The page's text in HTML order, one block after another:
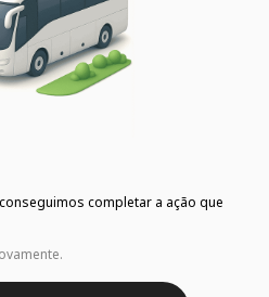
completar a ação que